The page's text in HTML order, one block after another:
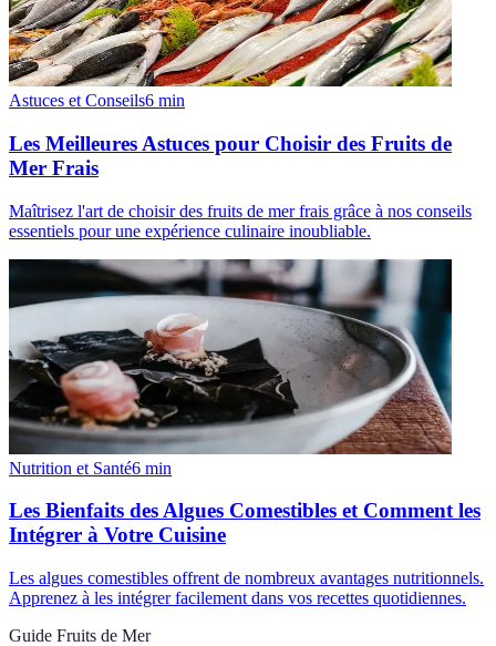
Astuces et Conseils6 min
Les Meilleures Astuces pour Choisir des Fruits de
Mer Frais
Maîtrisez l'art de choisir des fruits de mer frais grâce à nos conseils
essentiels pour une expérience culinaire inoubliable.
Nutrition et Santé6 min
Les Bienfaits des Algues Comestibles et Comment les
Intégrer à Votre Cuisine
Les algues comestibles offrent de nombreux avantages nutritionnels.
Apprenez à les intégrer facilement dans vos recettes quotidiennes.
Guide Fruits de Mer